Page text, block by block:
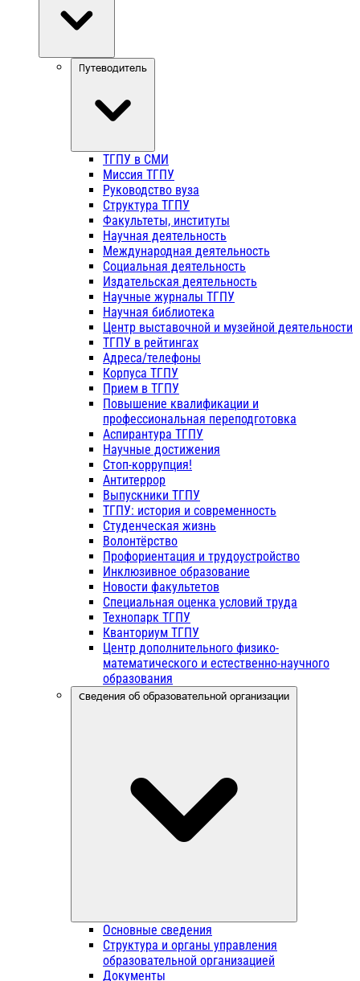
Путеводитель
ТГПУ в СМИ
Миссия ТГПУ
Руководство вуза
Структура ТГПУ
Факультеты, институты
Научная деятельность
Международная деятельность
Социальная деятельность
Издательская деятельность
Научные журналы ТГПУ
Научная библиотека
Центр выставочной и музейной деятельности
ТГПУ в рейтингах
Адреса/телефоны
Корпуса ТГПУ
Прием в ТГПУ
Повышение квалификации и
профессиональная переподготовка
Аспирантура ТГПУ
Научные достижения
Стоп-коррупция!
Антитеррор
Выпускники ТГПУ
ТГПУ: история и современность
Студенческая жизнь
Волонтёрство
Профориентация и трудоустройство
Инклюзивное образование
Новости факультетов
Специальная оценка условий труда
Технопарк ТГПУ
Кванториум ТГПУ
Центр дополнительного физико-
математического и естественно-научного
образования
Сведения об образовательной организации
Основные сведения
Структура и органы управления
образовательной организацией
Документы